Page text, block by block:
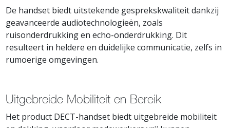
De handset biedt uitstekende gesprekskwaliteit dankzij
geavanceerde audiotechnologieën, zoals
ruisonderdrukking en echo-onderdrukking. Dit
resulteert in heldere en duidelijke communicatie, zelfs in
rumoerige omgevingen.
Uitgebreide Mobiliteit en Bereik
Het product DECT-handset biedt uitgebreide mobiliteit